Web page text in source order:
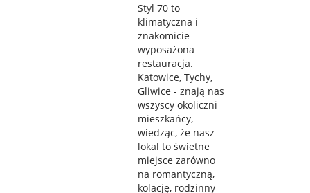
Styl 70 to
klimatyczna i
znakomicie
wyposażona
restauracja.
Katowice, Tychy,
Gliwice - znają nas
wszyscy okoliczni
mieszkańcy,
wiedząc, że nasz
lokal to świetne
miejsce zarówno
na romantyczną,
kolację, rodzinny